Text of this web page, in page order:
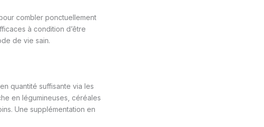
combler ponctuellement
à condition d’être
de vie sain.
quantité suffisante via les
en légumineuses, céréales
Une supplémentation en